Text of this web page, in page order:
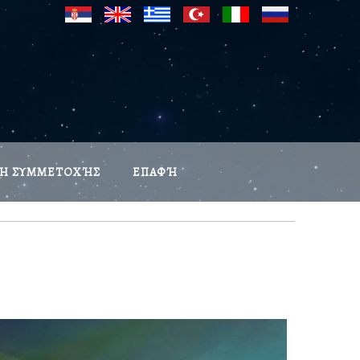
ΣΥΜΜΕΤΟΧΉΣ ΕΠΑΦΉ